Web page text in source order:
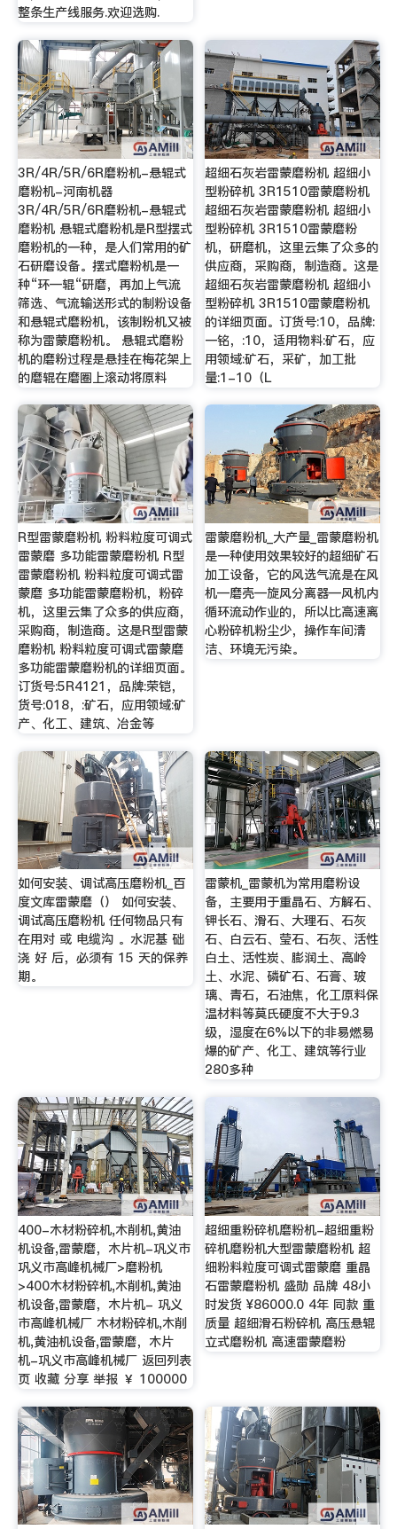
整条生产线服务.欢迎选购.
3R/4R/5R/6R磨粉机-悬辊式
磨粉机-河南机器
3R/4R/5R/6R磨粉机-悬辊式
磨粉机 悬辊式磨粉机是R型摆式
磨粉机的一种，是人们常用的矿
石研磨设备。摆式磨粉机是一
种“环—辊“研磨，再加上气流
筛选、气流输送形式的制粉设备
和悬辊式磨粉机，该制粉机又被
称为雷蒙磨粉机。 悬辊式磨粉
机的磨粉过程是悬挂在梅花架上
的磨辊在磨圈上滚动将原料
超细石灰岩雷蒙磨粉机 超细小
型粉碎机 3R1510雷蒙磨粉机
超细石灰岩雷蒙磨粉机 超细小
型粉碎机 3R1510雷蒙磨粉
机，研磨机，这里云集了众多的
供应商，采购商，制造商。这是
超细石灰岩雷蒙磨粉机 超细小
型粉碎机 3R1510雷蒙磨粉机
的详细页面。订货号:10，品牌:
一铭，:10，适用物料:矿石，应
用领域:矿石，采矿，加工批
量:1-10（L
R型雷蒙磨粉机 粉料粒度可调式
雷蒙磨 多功能雷蒙磨粉机 R型
雷蒙磨粉机 粉料粒度可调式雷
蒙磨 多功能雷蒙磨粉机，粉碎
机，这里云集了众多的供应商，
采购商，制造商。这是R型雷蒙
磨粉机 粉料粒度可调式雷蒙磨
多功能雷蒙磨粉机的详细页面。
订货号:5R4121，品牌:荣铠，
货号:018，:矿石，应用领域:矿
产、化工、建筑、冶金等
雷蒙磨粉机_大产量_雷蒙磨粉机
是一种使用效果较好的超细矿石
加工设备，它的风选气流是在风
机—磨壳—旋风分离器—风机内
循环流动作业的，所以比高速离
心粉碎机粉尘少，操作车间清
洁、环境无污染。
如何安装、调试高压磨粉机_百
度文库雷蒙磨（） 如何安装、
调试高压磨粉机 任何物品只有
在用对 或 电缆沟 。水泥基 础
浇 好 后，必须有 15 天的保养
期。
雷蒙机_雷蒙机为常用磨粉设
备，主要用于重晶石、方解石、
钾长石、滑石、大理石、石灰
石、白云石、莹石、石灰、活性
白土、活性炭、膨润土、高岭
土、水泥、磷矿石、石膏、玻
璃、青石，石油焦，化工原料保
温材料等莫氏硬度不大于9.3
级，湿度在6%以下的非易燃易
爆的矿产、化工、建筑等行业
280多种
400-木材粉碎机,木削机,黄油
机设备,雷蒙磨，木片机-巩义市
巩义市高峰机械厂>磨粉机
>400木材粉碎机,木削机,黄油
机设备,雷蒙磨，木片机- 巩义
市高峰机械厂 木材粉碎机,木削
机,黄油机设备,雷蒙磨，木片
机-巩义市高峰机械厂 返回列表
页 收藏 分享 举报 ￥ 100000
超细重粉碎机磨粉机-超细重粉
碎机磨粉机大型雷蒙磨粉机 超
细粉料粒度可调式雷蒙磨 重晶
石雷蒙磨粉机 盛勋 品牌 48小
时发货 ¥86000.0 4年 同款 重
质量 超细滑石粉碎机 高压悬辊
立式磨粉机 高速雷蒙磨粉